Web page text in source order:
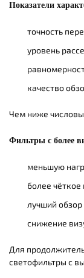
Показатели
точность
уровень
качество
Чем ниже
Фильтры с более
меньшую
более
лучший
снижение
Для
светофильтры с